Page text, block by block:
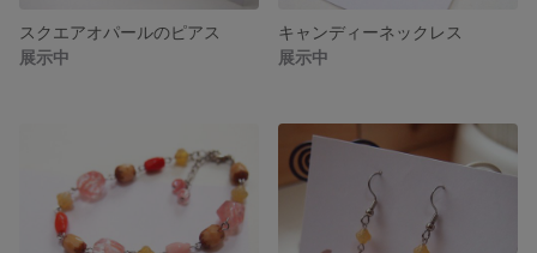
スクエアオパールのピアス
展示中
キャンディーネックレス
展示中